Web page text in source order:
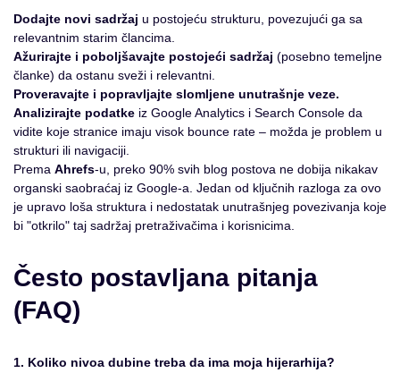
Dodajte novi sadržaj u postojeću strukturu, povezujući ga sa
relevantnim starim člancima.
Ažurirajte i poboljšavajte postojeći sadržaj (posebno temeljne
članke) da ostanu sveži i relevantni.
Proveravajte i popravljajte slomljene unutrašnje veze.
Analizirajte podatke iz Google Analytics i Search Console da
vidite koje stranice imaju visok bounce rate – možda je problem u
strukturi ili navigaciji.
Prema Ahrefs-u, preko 90% svih blog postova ne dobija nikakav
organski saobraćaj iz Google-a. Jedan od ključnih razloga za ovo
je upravo loša struktura i nedostatak unutrašnjeg povezivanja koje
bi "otkrilo" taj sadržaj pretraživačima i korisnicima.
Često postavljana pitanja
(FAQ)
1. Koliko nivoa dubine treba da ima moja hijerarhija?